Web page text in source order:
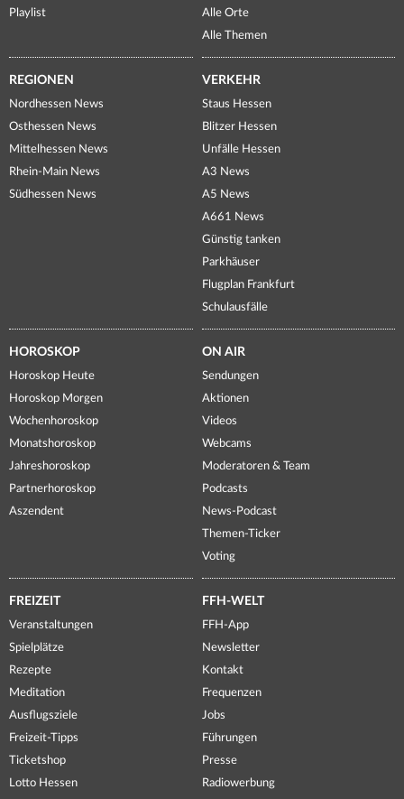
Playlist
Alle Orte
Alle Themen
REGIONEN
Nordhessen News
Osthessen News
Mittelhessen News
Rhein-Main News
Südhessen News
VERKEHR
Staus Hessen
Blitzer Hessen
Unfälle Hessen
A3 News
A5 News
A661 News
Günstig tanken
Parkhäuser
Flugplan Frankfurt
Schulausfälle
HOROSKOP
Horoskop Heute
Horoskop Morgen
Wochenhoroskop
Monatshoroskop
Jahreshoroskop
Partnerhoroskop
Aszendent
ON AIR
Sendungen
Aktionen
Videos
Webcams
Moderatoren & Team
Podcasts
News-Podcast
Themen-Ticker
Voting
FREIZEIT
Veranstaltungen
Spielplätze
Rezepte
Meditation
Ausflugsziele
Freizeit-Tipps
Ticketshop
Lotto Hessen
FFH-WELT
FFH-App
Newsletter
Kontakt
Frequenzen
Jobs
Führungen
Presse
Radiowerbung